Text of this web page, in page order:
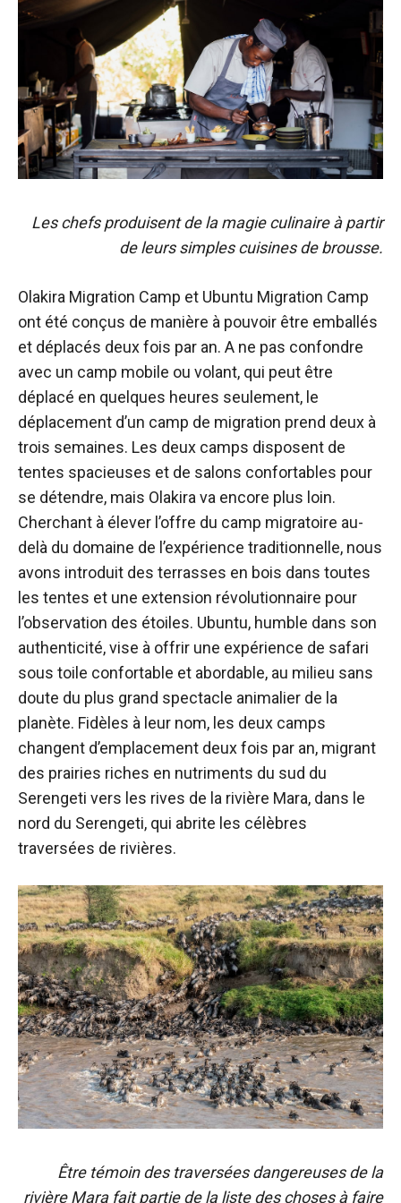
Les chefs produisent de la magie culinaire à partir
de leurs simples cuisines de brousse.
Olakira Migration Camp et Ubuntu Migration Camp
ont été conçus de manière à pouvoir être emballés
et déplacés deux fois par an. A ne pas confondre
avec un camp mobile ou volant, qui peut être
déplacé en quelques heures seulement, le
déplacement d’un camp de migration prend deux à
trois semaines. Les deux camps disposent de
tentes spacieuses et de salons confortables pour
se détendre, mais Olakira va encore plus loin.
Cherchant à élever l’offre du camp migratoire au-
delà du domaine de l’expérience traditionnelle, nous
avons introduit des terrasses en bois dans toutes
les tentes et une extension révolutionnaire pour
l’observation des étoiles. Ubuntu, humble dans son
authenticité, vise à offrir une expérience de safari
sous toile confortable et abordable, au milieu sans
doute du plus grand spectacle animalier de la
planète. Fidèles à leur nom, les deux camps
changent d’emplacement deux fois par an, migrant
des prairies riches en nutriments du sud du
Serengeti vers les rives de la rivière Mara, dans le
nord du Serengeti, qui abrite les célèbres
traversées de rivières.
Être témoin des traversées dangereuses de la
rivière Mara fait partie de la liste des choses à faire